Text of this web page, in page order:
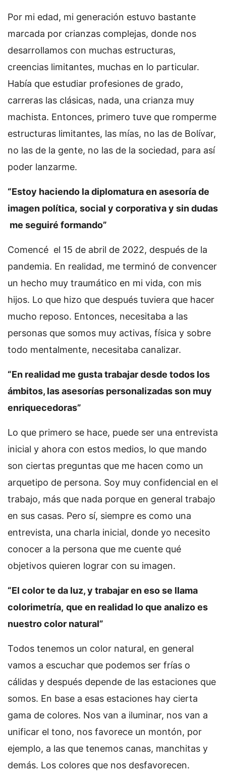
Por mi edad, mi generación estuvo bastante
marcada por crianzas complejas, donde nos
desarrollamos con muchas estructuras,
creencias limitantes, muchas en lo particular.
Había que estudiar profesiones de grado,
carreras las clásicas, nada, una crianza muy
machista. Entonces, primero tuve que romperme
estructuras limitantes, las mías, no las de Bolívar,
no las de la gente, no las de la sociedad, para así
poder lanzarme.
“Estoy haciendo la diplomatura en asesoría de
imagen política, social y corporativa y sin dudas
me seguiré formando”
Comencé el 15 de abril de 2022, después de la
pandemia. En realidad, me terminó de convencer
un hecho muy traumático en mi vida, con mis
hijos. Lo que hizo que después tuviera que hacer
mucho reposo. Entonces, necesitaba a las
personas que somos muy activas, física y sobre
todo mentalmente, necesitaba canalizar.
“En realidad me gusta trabajar desde todos los
ámbitos, las asesorías personalizadas son muy
enriquecedoras”
Lo que primero se hace, puede ser una entrevista
inicial y ahora con estos medios, lo que mando
son ciertas preguntas que me hacen como un
arquetipo de persona. Soy muy confidencial en el
trabajo, más que nada porque en general trabajo
en sus casas. Pero sí, siempre es como una
entrevista, una charla inicial, donde yo necesito
conocer a la persona que me cuente qué
objetivos quieren lograr con su imagen.
“El color te da luz, y trabajar en eso se llama
colorimetría, que en realidad lo que analizo es
nuestro color natural”
Todos tenemos un color natural, en general
vamos a escuchar que podemos ser frías o
cálidas y después depende de las estaciones que
somos. En base a esas estaciones hay cierta
gama de colores. Nos van a iluminar, nos van a
unificar el tono, nos favorece un montón, por
ejemplo, a las que tenemos canas, manchitas y
demás. Los colores que nos desfavorecen.